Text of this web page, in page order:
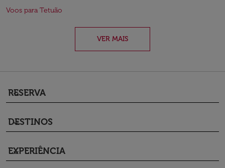
Voos para Tetuão
VER MAIS
RESERVA
keyboard_arrow_down
DESTINOS
keyboard_arrow_down
EXPERIÊNCIA
keyboard_arrow_down